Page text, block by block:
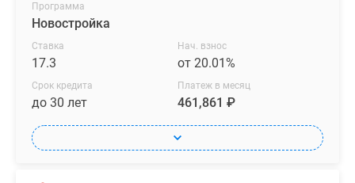
Программа
Новостройка
Ставка
17.3
Нач. взнос
от 20.01%
Срок кредита
до 30 лет
Платеж в месяц
461,861 ₽